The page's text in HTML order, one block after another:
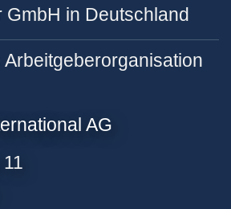
GmbH in Deutschland
AG